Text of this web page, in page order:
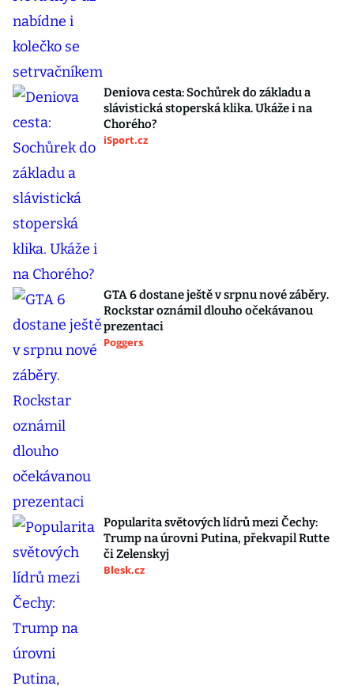
Deniova cesta: Sochůrek do základu a
slávistická stoperská klika. Ukáže i na
Chorého?
iSport.cz
GTA 6 dostane ještě v srpnu nové záběry.
Rockstar oznámil dlouho očekávanou
prezentaci
Poggers
Popularita světových lídrů mezi Čechy:
Trump na úrovni Putina, překvapil Rutte
či Zelenskyj
Blesk.cz